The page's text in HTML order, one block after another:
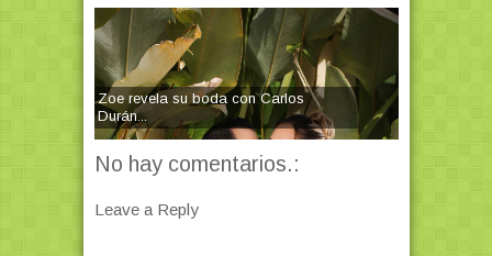
Zoe revela su boda con Carlos
Durán...
No hay comentarios.:
Leave a Reply